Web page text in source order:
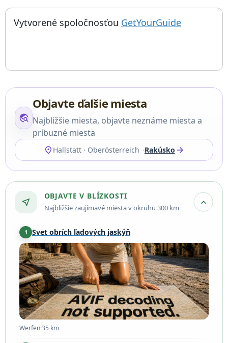
Things to do near Kostnica Hallstat, Hallstatt Charnel House,
Vytvorené spoločnosťou GetYourGuide; otvorí sa
travel_explore
Objavte ďalšie miesta
Najbližšie miesta, objavte neznáme miesta a
príbuzné miesta
location_on Hallstatt · Oberösterreich Rakúsko arrow_forward
near_me
OBJAVTE V BLÍZKOSTI
Najbližšie zaujímavé miesta v okruhu 300 km expand_more
1 Svet obrích ľadových jaskýň
Werfen·35 km
Werfen·35 km